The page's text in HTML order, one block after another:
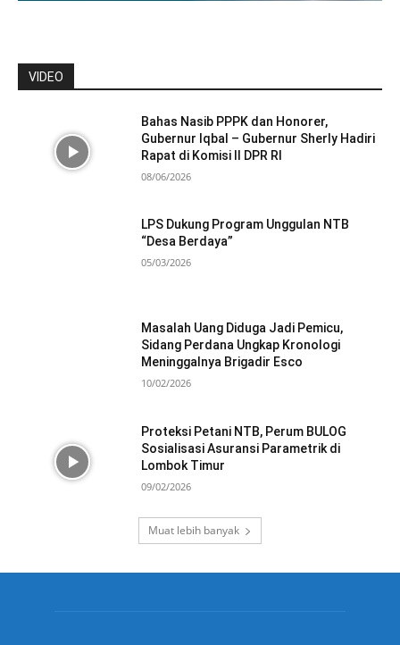
VIDEO
Bahas Nasib PPPK dan Honorer,
Gubernur Iqbal – Gubernur Sherly Hadiri
Rapat di Komisi II DPR RI
08/06/2026
LPS Dukung Program Unggulan NTB
“Desa Berdaya”
05/03/2026
Masalah Uang Diduga Jadi Pemicu,
Sidang Perdana Ungkap Kronologi
Meninggalnya Brigadir Esco
10/02/2026
Proteksi Petani NTB, Perum BULOG
Sosialisasi Asuransi Parametrik di
Lombok Timur
09/02/2026
Muat lebih banyak